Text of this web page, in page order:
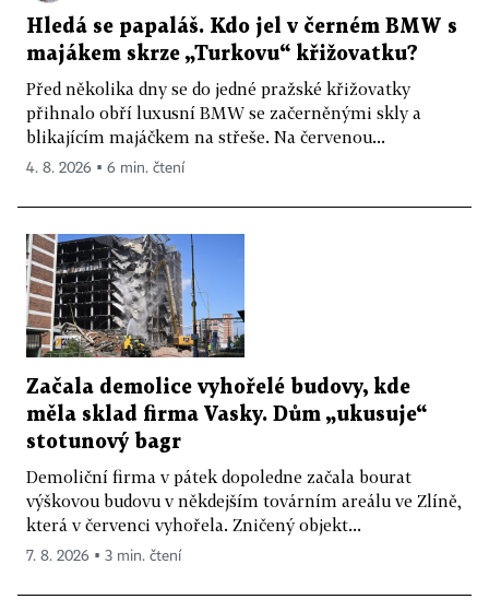
Hledá se papaláš. Kdo jel v černém BMW s
majákem skrze „Turkovu“ křižovatku?
Před několika dny se do jedné pražské křižovatky
přihnalo obří luxusní BMW se začerněnými skly a
blikajícím majáčkem na střeše. Na červenou...
4. 8. 2026 ▪ 6 min. čtení
Začala demolice vyhořelé budovy, kde
měla sklad firma Vasky. Dům „ukusuje“
stotunový bagr
Demoliční firma v pátek dopoledne začala bourat
výškovou budovu v někdejším továrním areálu ve Zlíně,
která v červenci vyhořela. Zničený objekt...
7. 8. 2026 ▪ 3 min. čtení